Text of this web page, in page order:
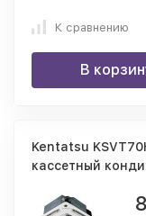
К сравнению
В
Kentatsu
кассетный